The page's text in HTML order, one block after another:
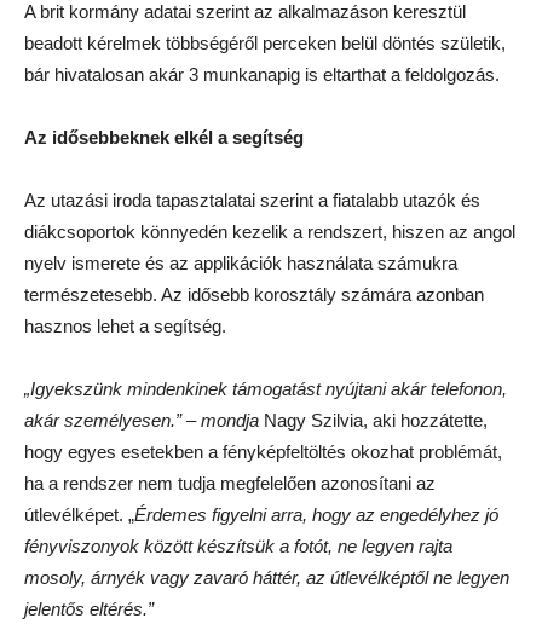
A brit kormány adatai szerint az alkalmazáson keresztül
beadott kérelmek többségéről perceken belül döntés születik,
bár hivatalosan akár 3 munkanapig is eltarthat a feldolgozás.
Az idősebbeknek elkél a segítség
Az utazási iroda tapasztalatai szerint a fiatalabb utazók és
diákcsoportok könnyedén kezelik a rendszert, hiszen az angol
nyelv ismerete és az applikációk használata számukra
természetesebb. Az idősebb korosztály számára azonban
hasznos lehet a segítség.
„Igyekszünk mindenkinek támogatást nyújtani akár telefonon,
akár személyesen.” – mondja Nagy Szilvia, aki hozzátette,
hogy egyes esetekben a fényképfeltöltés okozhat problémát,
ha a rendszer nem tudja megfelelően azonosítani az
útlevélképet. „Érdemes figyelni arra, hogy az engedélyhez jó
fényviszonyok között készítsük a fotót, ne legyen rajta
mosoly, árnyék vagy zavaró háttér, az útlevélképtől ne legyen
jelentős eltérés.”